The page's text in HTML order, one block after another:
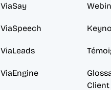
ViaSay
ViaSpeech
ViaLeads
ViaEngine
Client